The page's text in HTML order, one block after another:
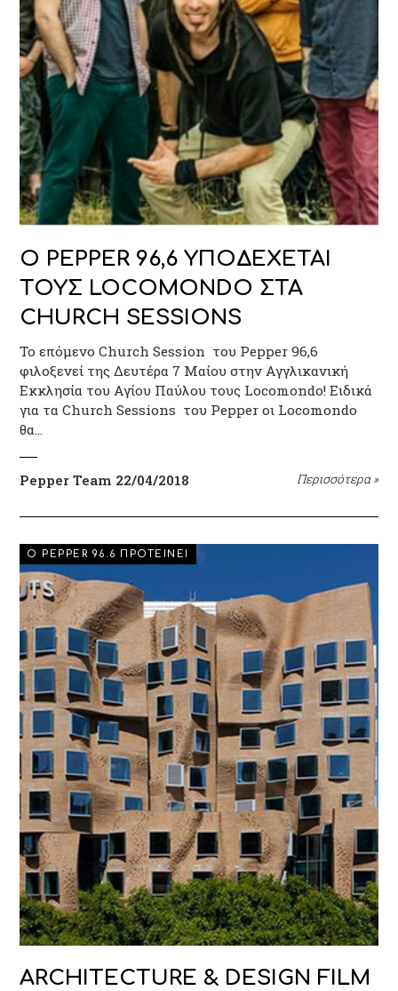
O PEPPER 96,6 ΥΠΟΔΕΧΕΤΑΙ
ΤΟΥΣ LOCOMONDO ΣΤΑ
CHURCH SESSIONS
Το επόμενο Church Session του Pepper 96,6
φιλοξενεί της Δευτέρα 7 Μαίου στην Αγγλικανική
Εκκλησία του Αγίου Παύλου τους Locomondo! Ειδικά
για τα Church Sessions του Pepper οι Locomondo
θα…
Pepper Team 22/04/2018 Περισσότερα »
EVENTS
Ο PEPPER 96.6 ΠΡΟΤΕΙΝΕΙ
ARCHITECTURE & DESIGN FILM